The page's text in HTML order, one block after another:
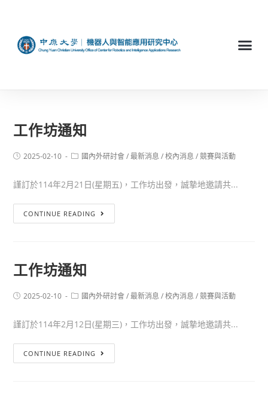
工作坊通知
2025-02-10 國內外研討會 / 最新消息 / 校內消息 / 競賽與活動
謹訂於114年2月21日(星期五)，工作坊出發，誠摯地邀請共...
CONTINUE READING
工作坊通知
2025-02-10 國內外研討會 / 最新消息 / 校內消息 / 競賽與活動
謹訂於114年2月12日(星期三)，工作坊出發，誠摯地邀請共...
CONTINUE READING